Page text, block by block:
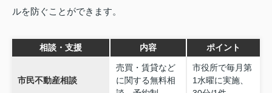
ルを防ぐことができます。
相談・支援 内容 ポイント
市民不動産相談
売買・賃貸など
に関する無料相
市役所で毎月第
1水曜に実施、